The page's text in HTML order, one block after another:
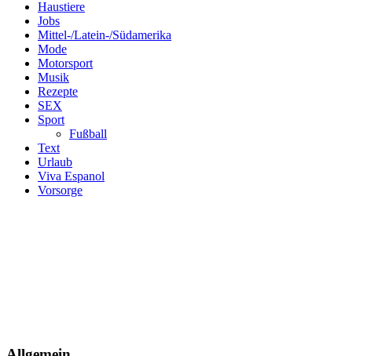
Haustiere
Jobs
Mittel-/Latein-/Südamerika
Mode
Motorsport
Musik
Rezepte
SEX
Sport
Fußball
Text
Urlaub
Viva Espanol
Vorsorge